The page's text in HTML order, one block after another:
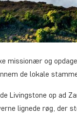
missionær og
de lokale
Livingstone op ad
lignede røg, der